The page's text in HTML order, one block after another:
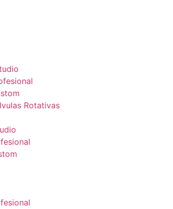
Rotativas